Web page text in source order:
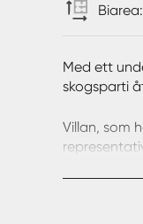
Biarea:
Med ett
skogsparti
Villan, som
fint